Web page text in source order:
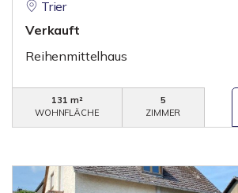
Trier
Verkauft
Reihenmittelhaus
131 m²
WOHNFLÄCHE
5
ZIMMER